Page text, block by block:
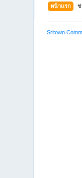
หน้าแรก ช่
Sritown